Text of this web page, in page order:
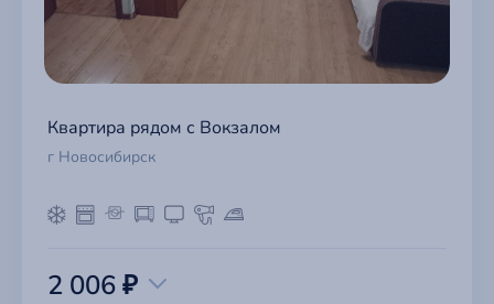
Квартира рядом с Вокзалом
г Новосибирск
2 006 ₽